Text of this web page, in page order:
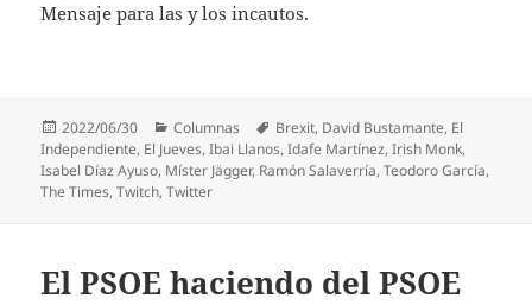
Mensaje para las y los incautos.
Publicado
el
2022/06/30 Categorías
Columnas Etiquetas
Brexit, David Bustamante, El
Independiente, El Jueves,Ibai Llanos,Idafe Martínez,Irish Monk,
Isabel Díaz Ayuso, Míster Jägger, Ramón Salaverría,Teodoro García,
The Times,Twitch,Twitter
El PSOE haciendo del PSOE